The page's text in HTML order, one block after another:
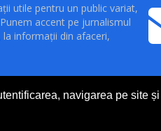
navigarea pe site
utile pentru un public variat,
accent pe jurnalismul
informaţii din afaceri,